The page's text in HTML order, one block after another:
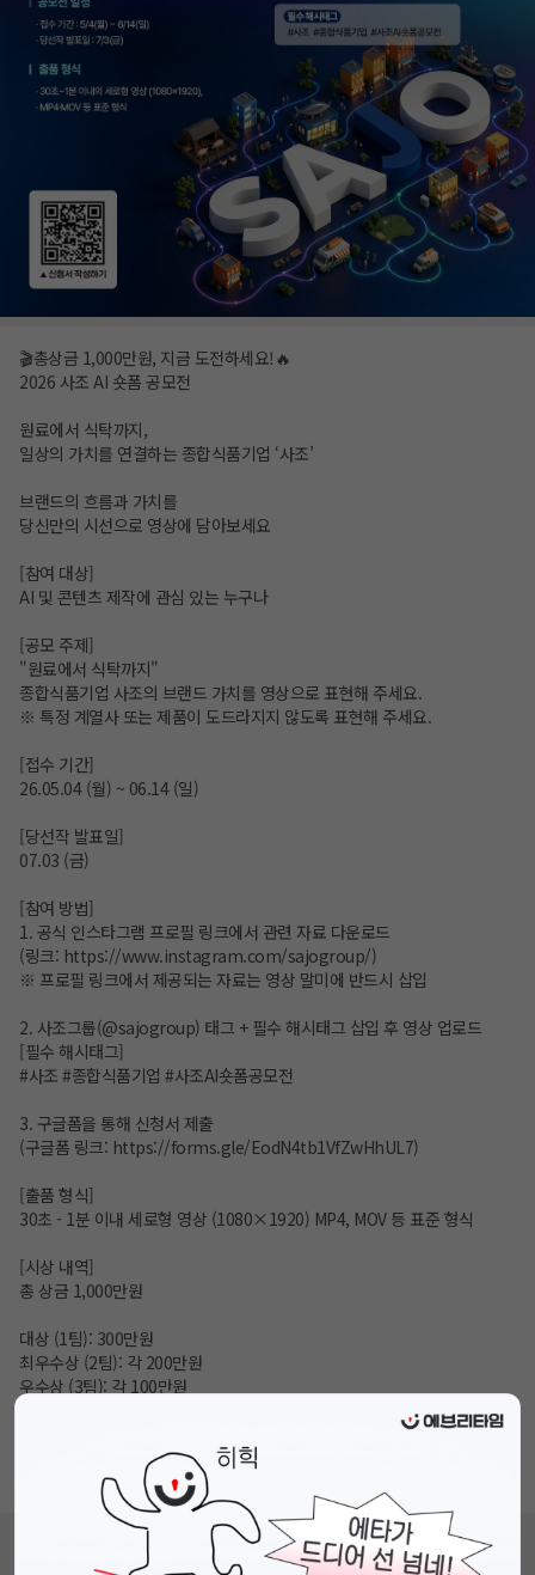
🎬총상금 1,000만원, 지금 도전하세요!🔥
2026 사조 AI 숏폼 공모전
원료에서 식탁까지,
일상의 가치를 연결하는 종합식품기업 ‘사조’
브랜드의 흐름과 가치를
당신만의 시선으로 영상에 담아보세요
[참여 대상]
AI 및 콘텐츠 제작에 관심 있는 누구나
[공모 주제]
"원료에서 식탁까지"
종합식품기업 사조의 브랜드 가치를 영상으로 표현해 주세요.
※ 특정 계열사 또는 제품이 도드라지지 않도록 표현해 주세요.
[접수 기간]
26.05.04 (월) ~ 06.14 (일)
[당선작 발표일]
07.03 (금)
[참여 방법]
1. 공식 인스타그램 프로필 링크에서 관련 자료 다운로드
(링크: https://www.instagram.com/sajogroup/)
※ 프로필 링크에서 제공되는 자료는 영상 말미에 반드시 삽입
2. 사조그룹(@sajogroup) 태그 + 필수 해시태그 삽입 후 영상 업로드
[필수 해시태그]
#사조 #종합식품기업 #사조AI숏폼공모전
3. 구글폼을 통해 신청서 제출
(구글폼 링크: https://forms.gle/EodN4tb1VfZwHhUL7)
[출품 형식]
30초 - 1분 이내 세로형 영상 (1080×1920) MP4, MOV 등 표준 형식
[시상 내역]
총 상금 1,000만원
대상 (1팀): 300만원
최우수상 (2팀): 각 200만원
우수상 (3팀): 각 100만원
kimyujin@redbricks.co.kr